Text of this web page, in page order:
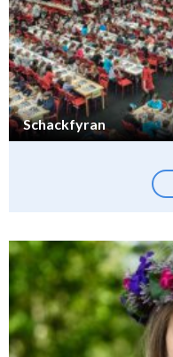
Schackfyran